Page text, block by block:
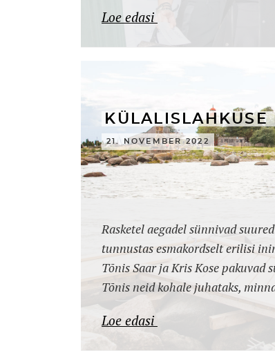
Loe edasi
21. NOVEMBER 2022
Rasketel aegadel sünnivad
tunnustas esmakordselt erilisi
Tõnis Saar ja Kris Kose
Tõnis neid kohale juhataks,
Loe edasi